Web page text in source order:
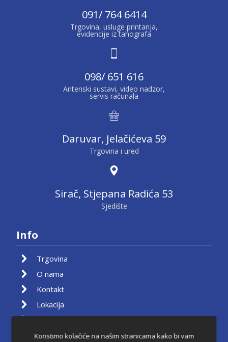
091/ 764 6414
Trgovina, usluge printanja,
evidencije iz tahografa
098/ 651 616
Antenski sustavi, video nadzor,
servis računala
Daruvar, Jelačićeva 59
Trgovina i ured
Sirač, Stjepana Radića 53
Sjedište
Info
Trgovina
O nama
Kontakt
Lokacija
Košarica
Koristimo kolačiće na našim stranicama kako bi vam